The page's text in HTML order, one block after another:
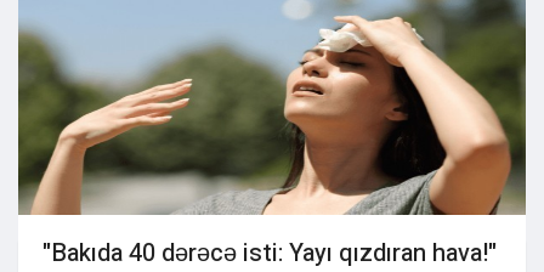
"Bakıda 40 dərəcə isti: Yayı qızdıran hava!"